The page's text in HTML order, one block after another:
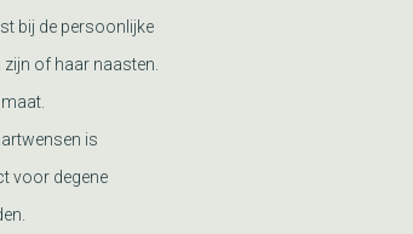
bij de persoonlijke
of haar naasten.
is
voor degene